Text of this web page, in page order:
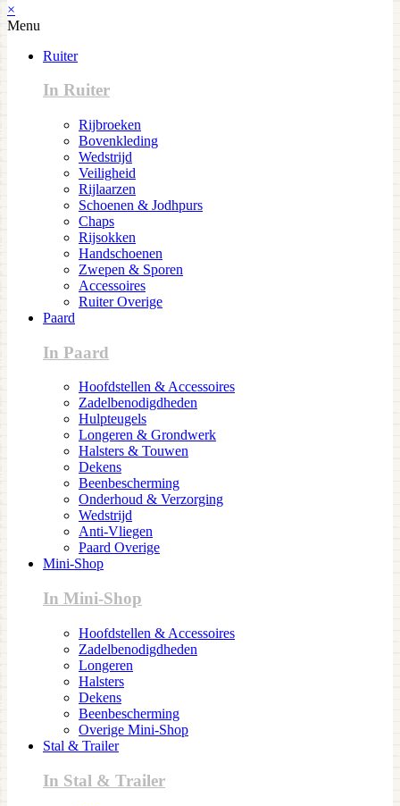
×
Menu
Ruiter
In Ruiter
Rijbroeken
Bovenkleding
Wedstrijd
Veiligheid
Rijlaarzen
Schoenen & Jodhpurs
Chaps
Rijsokken
Handschoenen
Zwepen & Sporen
Accessoires
Ruiter Overige
Paard
In Paard
Hoofdstellen & Accessoires
Zadelbenodigdheden
Hulpteugels
Longeren & Grondwerk
Halsters & Touwen
Dekens
Beenbescherming
Onderhoud & Verzorging
Wedstrijd
Anti-Vliegen
Paard Overige
Mini-Shop
In Mini-Shop
Hoofdstellen & Accessoires
Zadelbenodigdheden
Longeren
Halsters
Dekens
Beenbescherming
Overige Mini-Shop
Stal & Trailer
In Stal & Trailer